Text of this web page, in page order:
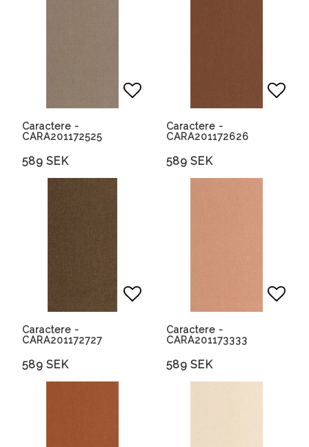
Lägg till i favoritlistan
Caractere -
CARA201172525
589 SEK
Caractere -
CARA201172626
589 SEK
Lägg till i favoritlistan
Caractere -
CARA201172727
589 SEK
Caractere -
CARA201173333
589 SEK